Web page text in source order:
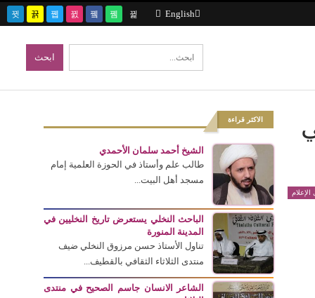
English
الاكثر قراءة
الشيخ أحمد سلمان الأحمدي
طالب علم وأستاذ في الحوزة العلمية إمام
مسجد أهل البيت...
الباحث النخلي يستعرض تاريخ النخليين في
المدينة المنورة
تناول الأستاذ حسن مرزوق النخلي ضيف
منتدى الثلاثاء الثقافي بالقطيف...
الشاعر الانسان جاسم الصحيح في منتدى